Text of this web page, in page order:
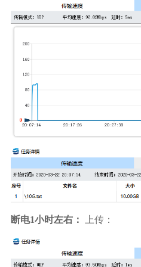
断电1小时左右： 上传：